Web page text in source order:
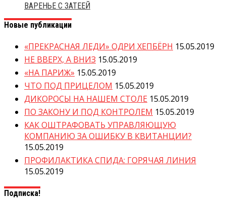
ВАРЕНЬЕ С ЗАТЕЕЙ
Новые публикации
«ПРЕКРАСНАЯ ЛЕДИ» ОДРИ ХЕПБЁРН 15.05.2019
НЕ ВВЕРХ, А ВНИЗ 15.05.2019
«НА ПАРИЖ» 15.05.2019
ЧТО ПОД ПРИЦЕЛОМ 15.05.2019
ДИКОРОСЫ НА НАШЕМ СТОЛЕ 15.05.2019
ПО ЗАКОНУ И ПОД КОНТРОЛЕМ 15.05.2019
КАК ОШТРАФОВАТЬ УПРАВЛЯЮЩУЮ
КОМПАНИЮ ЗА ОШИБКУ В КВИТАНЦИИ?
15.05.2019
ПРОФИЛАКТИКА СПИДА: ГОРЯЧАЯ ЛИНИЯ
15.05.2019
Подписка!